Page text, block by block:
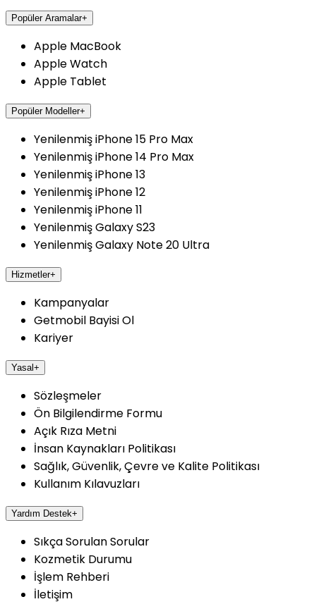
Popüler Aramalar+
Apple MacBook
Apple Watch
Apple Tablet
Popüler Modeller+
Yenilenmiş iPhone 15 Pro Max
Yenilenmiş iPhone 14 Pro Max
Yenilenmiş iPhone 13
Yenilenmiş iPhone 12
Yenilenmiş iPhone 11
Yenilenmiş Galaxy S23
Yenilenmiş Galaxy Note 20 Ultra
Hizmetler+
Kampanyalar
Getmobil Bayisi Ol
Kariyer
Yasal+
Sözleşmeler
Ön Bilgilendirme Formu
Açık Rıza Metni
İnsan Kaynakları Politikası
Sağlık, Güvenlik, Çevre ve Kalite Politikası
Kullanım Kılavuzları
Yardım Destek+
Sıkça Sorulan Sorular
Kozmetik Durumu
İşlem Rehberi
İletişim